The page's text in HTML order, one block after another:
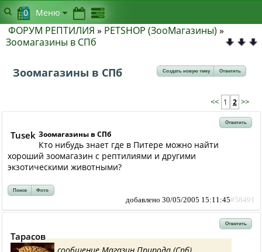
ФОРУМ РЕПТИЛИЯ » PETSHOP (ЗооМагазины) »
Зоомагазины в СПб
Зоомагазины в СПб Создать новую тему Ответить
<< 1 2 >>
Ответить
Tusek Зоомагазины в СПб
Кто нибудь знает где в Питере можно найти
хороший зоомагазин с рептилиями и другими
экзотическими животными?
Поиск Фото
добавлено 30/05/2005 15:11:45#58491
Ответить
Тарасов
0 Меню